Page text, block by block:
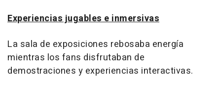
Experiencias jugables e inmersivas
La sala de exposiciones rebosaba energía
mientras los fans disfrutaban de
demostraciones y experiencias interactivas.